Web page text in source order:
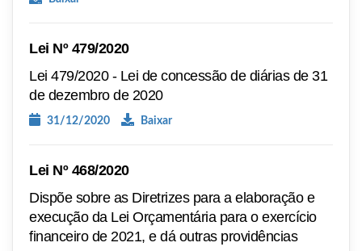
Lei Nº 479/2020
Lei 479/2020 - Lei de concessão de diárias de 31
de dezembro de 2020
31/12/2020 Baixar
Lei Nº 468/2020
Dispõe sobre as Diretrizes para a elaboração e
execução da Lei Orçamentária para o exercício
financeiro de 2021, e dá outras providências